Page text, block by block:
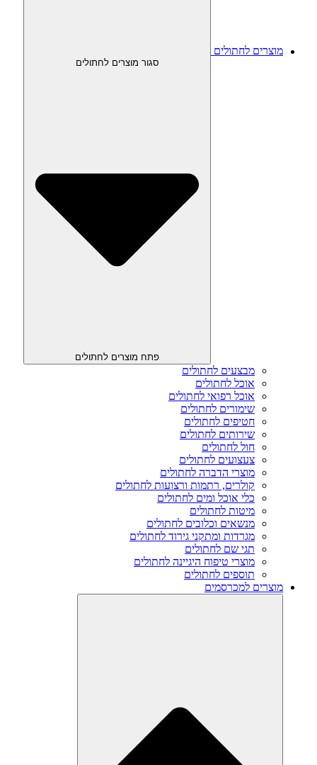
מוצרים לחתולים
סגור מוצרים לחתולים
פתח מוצרים לחתולים
מבצעים לחתולים
אוכל לחתולים
אוכל רפואי לחתולים
שימורים לחתולים
חטיפים לחתולים
שירותים לחתולים
חול לחתולים
צעצועים לחתולים
מוצרי הדברה לחתולים
קולרים, רתמות ורצועות לחתולים
כלי אוכל ומים לחתולים
מיטות לחתולים
מנשאים וכלובים לחתולים
מגרדות ומתקני גירוד לחתולים
תגי שם לחתולים
מוצרי טיפוח היגיינה לחתולים
תוספים לחתולים
מוצרים למכרסמים